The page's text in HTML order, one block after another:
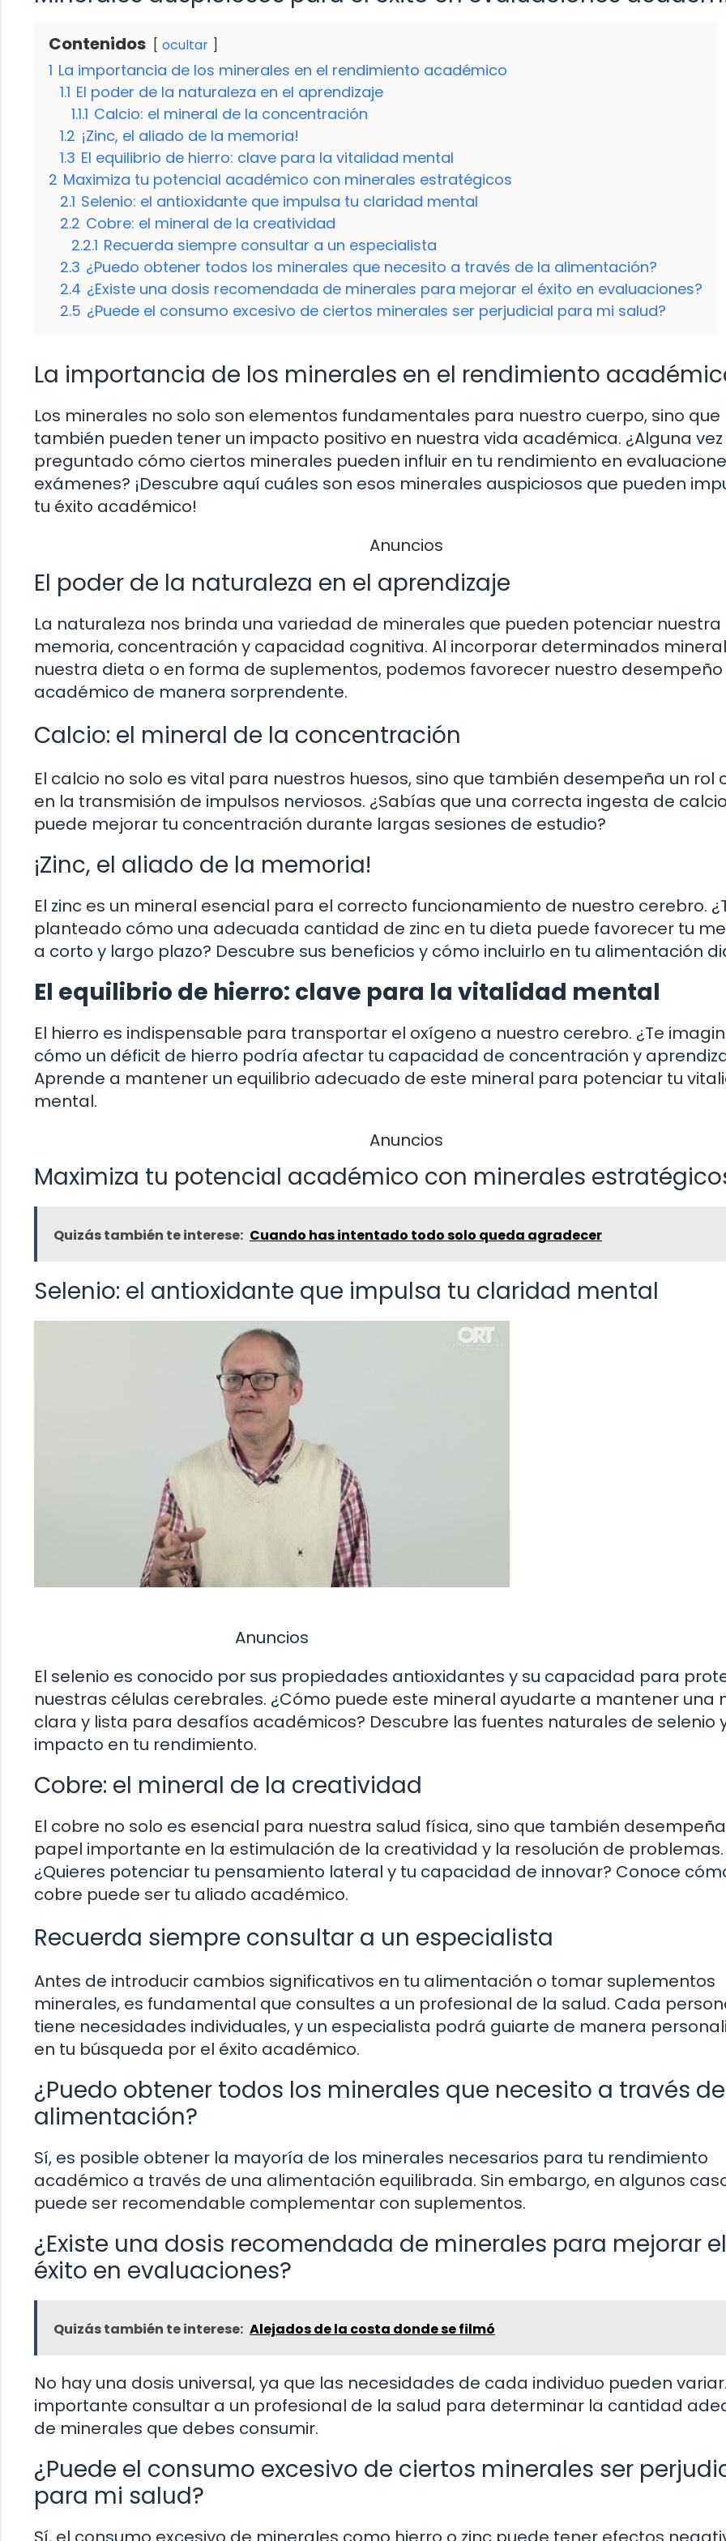
Contenidos ocultar
1 La importancia de los minerales en el rendimiento académico
1.1 El poder de la naturaleza en el aprendizaje
1.1.1 Calcio: el mineral de la concentración
1.2 ¡Zinc, el aliado de la memoria!
1.3 El equilibrio de hierro: clave para la vitalidad mental
2 Maximiza tu potencial académico con minerales estratégicos
2.1 Selenio: el antioxidante que impulsa tu claridad mental
2.2 Cobre: el mineral de la creatividad
2.2.1 Recuerda siempre consultar a un especialista
2.3 ¿Puedo obtener todos los minerales que necesito a través de la alimentación?
2.4 ¿Existe una dosis recomendada de minerales para mejorar el éxito en evaluaciones?
2.5 ¿Puede el consumo excesivo de ciertos minerales ser perjudicial para mi salud?
La importancia de los minerales en el rendimiento
Los minerales no solo son elementos fundamentales para nuestro cuerpo, sino que
también pueden tener un impacto positivo en nuestra vida académica. ¿Alguna
preguntado cómo ciertos minerales pueden influir en tu rendimiento en
exámenes? ¡Descubre aquí cuáles son esos minerales auspiciosos que pueden
tu éxito académico!
Anuncios
El poder de la naturaleza en el aprendizaje
La naturaleza nos brinda una variedad de minerales que pueden potenciar nuestra
memoria, concentración y capacidad cognitiva. Al incorporar determinados
nuestra dieta o en forma de suplementos, podemos favorecer nuestro desempeño
académico de manera sorprendente.
Calcio: el mineral de la concentración
El calcio no solo es vital para nuestros huesos, sino que también desempeña un rol
en la transmisión de impulsos nerviosos. ¿Sabías que una correcta ingesta de
puede mejorar tu concentración durante largas sesiones de estudio?
¡Zinc, el aliado de la memoria!
El zinc es un mineral esencial para el correcto funcionamiento de nuestro cerebro.
planteado cómo una adecuada cantidad de zinc en tu dieta puede favorecer tu
a corto y largo plazo? Descubre sus beneficios y cómo incluirlo en tu alimentación
El equilibrio de hierro: clave para la vitalidad mental
El hierro es indispensable para transportar el oxígeno a nuestro cerebro. ¿Te
cómo un déficit de hierro podría afectar tu capacidad de concentración y
Aprende a mantener un equilibrio adecuado de este mineral para potenciar tu
mental.
Anuncios
Maximiza tu potencial académico con minerales
Quizás también te interese: Cuando has intentado todo solo queda agradecer
Selenio: el antioxidante que impulsa tu claridad mental
Anuncios
El selenio es conocido por sus propiedades antioxidantes y su capacidad para
nuestras células cerebrales. ¿Cómo puede este mineral ayudarte a mantener una
clara y lista para desafíos académicos? Descubre las fuentes naturales de selenio
impacto en tu rendimiento.
Cobre: el mineral de la creatividad
El cobre no solo es esencial para nuestra salud física, sino que también
papel importante en la estimulación de la creatividad y la resolución de problemas.
¿Quieres potenciar tu pensamiento lateral y tu capacidad de innovar? Conoce
cobre puede ser tu aliado académico.
Recuerda siempre consultar a un especialista
Antes de introducir cambios significativos en tu alimentación o tomar suplementos
minerales, es fundamental que consultes a un profesional de la salud. Cada
tiene necesidades individuales, y un especialista podrá guiarte de manera
en tu búsqueda por el éxito académico.
¿Puedo obtener todos los minerales que necesito a través
alimentación?
Sí, es posible obtener la mayoría de los minerales necesarios para tu rendimiento
académico a través de una alimentación equilibrada. Sin embargo, en algunos
puede ser recomendable complementar con suplementos.
¿Existe una dosis recomendada de minerales para mejorar el
éxito en evaluaciones?
Quizás también te interese: Alejados de la costa donde se filmó
No hay una dosis universal, ya que las necesidades de cada individuo pueden
importante consultar a un profesional de la salud para determinar la cantidad
de minerales que debes consumir.
¿Puede el consumo excesivo de ciertos minerales ser
para mi salud?